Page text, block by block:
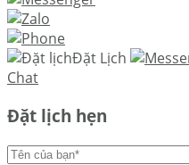
Đặt Lịch
Chat
Đặt lịch hẹn